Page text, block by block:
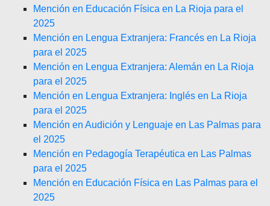
Mención en Educación Física en La Rioja para el
2025
Mención en Lengua Extranjera: Francés en La Rioja
para el 2025
Mención en Lengua Extranjera: Alemán en La Rioja
para el 2025
Mención en Lengua Extranjera: Inglés en La Rioja
para el 2025
Mención en Audición y Lenguaje en Las Palmas para
el 2025
Mención en Pedagogía Terapéutica en Las Palmas
para el 2025
Mención en Educación Física en Las Palmas para el
2025